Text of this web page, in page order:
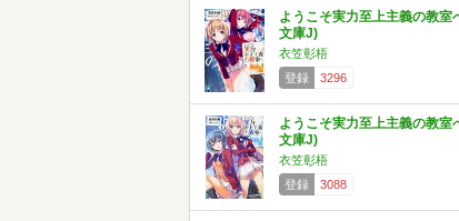
ようこそ実力至上主義の教室
文庫J)
衣笠彰梧
登録
3296
ようこそ実力至上主義の教室
文庫J)
衣笠彰梧
登録
3088